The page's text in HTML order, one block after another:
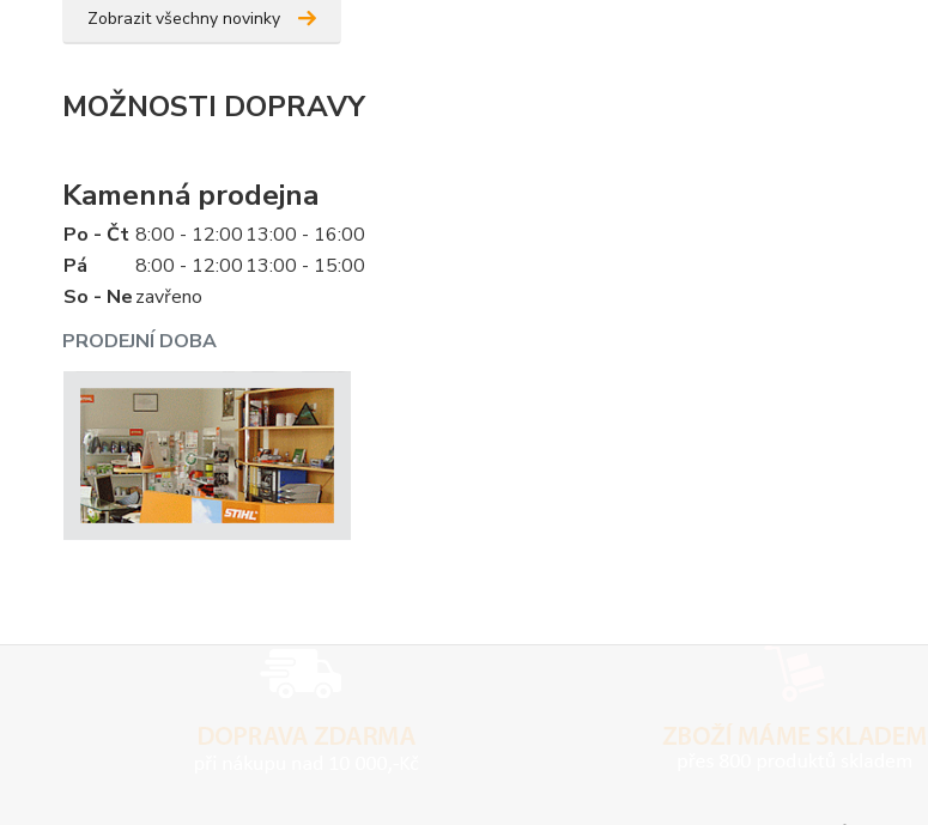
Zobrazit všechny novinky
MOŽNOSTI DOPRAVY
Kamenná prodejna
PRODEJNÍ DOBA
Po - Čt 8:00 - 12:00 13:00 - 16:00
Pá
8:00 - 12:00 13:00 - 15:00
So - Nezavřeno